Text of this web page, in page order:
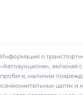
Информация о
«Автоаукционе», включая
пробеге, наличии
ознакомительных целях и